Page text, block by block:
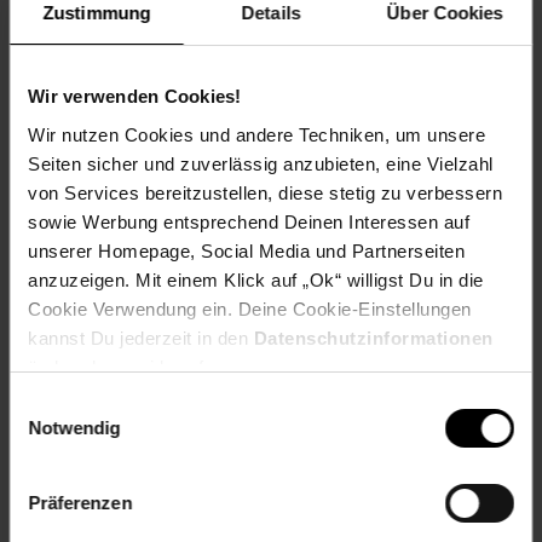
Zustimmung Details Über Cookies
Wir verwenden Cookies!
Wir nutzen Cookies und andere Techniken, um unsere
Seiten sicher und zuverlässig anzubieten, eine Vielzahl
von Services bereitzustellen, diese stetig zu verbessern
sowie Werbung entsprechend Deinen Interessen auf
unserer Homepage, Social Media und Partnerseiten
anzuzeigen. Mit einem Klick auf „Ok“ willigst Du in die
Cookie Verwendung ein. Deine Cookie-Einstellungen
kannst Du jederzeit in den Datenschutzinformationen
ändern bzw. widerrufen.
Notwendig
Präferenzen
Dorade mit Pasta Al Pomodoro
Zum Rezept